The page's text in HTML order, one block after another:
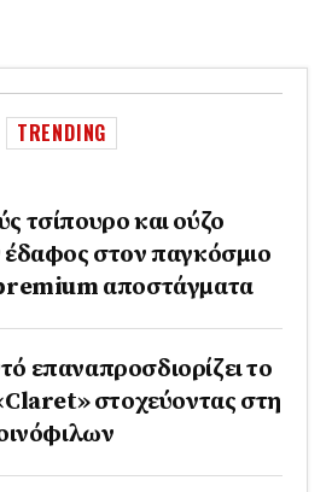
TRENDING
τσίπουρο και ούζο
έδαφος στoν παγκόσμιο
αποστάγματα
επαναπροσδιορίζει το
στοχεύοντας στη